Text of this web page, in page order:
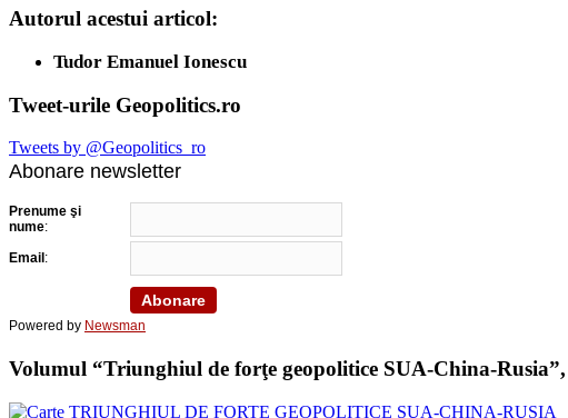
Autorul acestui articol:
Tudor Emanuel Ionescu
Tweet-urile Geopolitics.ro
Tweets by @Geopolitics_ro
Abonare newsletter
Prenume şi
nume:
Email :
Powered by Newsman
Volumul “Triunghiul de forţe geopolitice SUA-China-